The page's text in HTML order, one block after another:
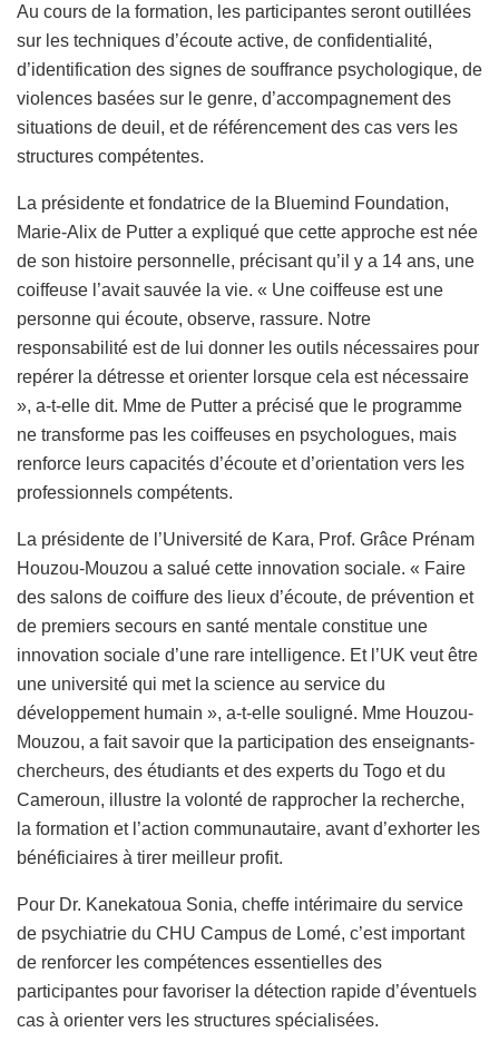
Au cours de la formation, les participantes seront outillées
sur les techniques d’écoute active, de confidentialité,
d’identification des signes de souffrance psychologique, de
violences basées sur le genre, d’accompagnement des
situations de deuil, et de référencement des cas vers les
structures compétentes.
La présidente et fondatrice de la Bluemind Foundation,
Marie-Alix de Putter a expliqué que cette approche est née
de son histoire personnelle, précisant qu’il y a 14 ans, une
coiffeuse l’avait sauvée la vie. « Une coiffeuse est une
personne qui écoute, observe, rassure. Notre
responsabilité est de lui donner les outils nécessaires pour
repérer la détresse et orienter lorsque cela est nécessaire
», a-t-elle dit. Mme de Putter a précisé que le programme
ne transforme pas les coiffeuses en psychologues, mais
renforce leurs capacités d’écoute et d’orientation vers les
professionnels compétents.
La présidente de l’Université de Kara, Prof. Grâce Prénam
Houzou-Mouzou a salué cette innovation sociale. « Faire
des salons de coiffure des lieux d’écoute, de prévention et
de premiers secours en santé mentale constitue une
innovation sociale d’une rare intelligence. Et l’UK veut être
une université qui met la science au service du
développement humain », a-t-elle souligné. Mme Houzou-
Mouzou, a fait savoir que la participation des enseignants-
chercheurs, des étudiants et des experts du Togo et du
Cameroun, illustre la volonté de rapprocher la recherche,
la formation et l’action communautaire, avant d’exhorter les
bénéficiaires à tirer meilleur profit.
Pour Dr. Kanekatoua Sonia, cheffe intérimaire du service
de psychiatrie du CHU Campus de Lomé, c’est important
de renforcer les compétences essentielles des
participantes pour favoriser la détection rapide d’éventuels
cas à orienter vers les structures spécialisées.